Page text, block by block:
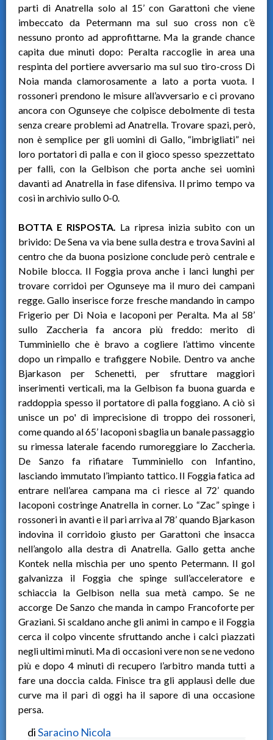
parti di Anatrella solo al 15’ con Garattoni che viene
imbeccato da Petermann ma sul suo cross non c’è
nessuno pronto ad approfittarne. Ma la grande chance
capita due minuti dopo: Peralta raccoglie in area una
respinta del portiere avversario ma sul suo tiro-cross Di
Noia manda clamorosamente a lato a porta vuota. I
rossoneri prendono le misure all’avversario e ci provano
ancora con Ogunseye che colpisce debolmente di testa
senza creare problemi ad Anatrella. Trovare spazi, però,
non è semplice per gli uomini di Gallo, “imbrigliati” nei
loro portatori di palla e con il gioco spesso spezzettato
per falli, con la Gelbison che porta anche sei uomini
davanti ad Anatrella in fase difensiva. Il primo tempo va
così in archivio sullo 0-0.
BOTTA E RISPOSTA. La ripresa inizia subito con un
brivido: De Sena va via bene sulla destra e trova Savini al
centro che da buona posizione conclude però centrale e
Nobile blocca. Il Foggia prova anche i lanci lunghi per
trovare corridoi per Ogunseye ma il muro dei campani
regge. Gallo inserisce forze fresche mandando in campo
Frigerio per Di Noia e Iacoponi per Peralta. Ma al 58’
sullo Zaccheria fa ancora più freddo: merito di
Tumminiello che è bravo a cogliere l’attimo vincente
dopo un rimpallo e trafiggere Nobile. Dentro va anche
Bjarkason per Schenetti, per sfruttare maggiori
inserimenti verticali, ma la Gelbison fa buona guarda e
raddoppia spesso il portatore di palla foggiano. A ciò si
unisce un po' di imprecisione di troppo dei rossoneri,
come quando al 65’ Iacoponi sbaglia un banale passaggio
su rimessa laterale facendo rumoreggiare lo Zaccheria.
De Sanzo fa rifiatare Tumminiello con Infantino,
lasciando immutato l’impianto tattico. Il Foggia fatica ad
entrare nell’area campana ma ci riesce al 72’ quando
Iacoponi costringe Anatrella in corner. Lo “Zac” spinge i
rossoneri in avanti e il pari arriva al 78’ quando Bjarkason
indovina il corridoio giusto per Garattoni che insacca
nell’angolo alla destra di Anatrella. Gallo getta anche
Kontek nella mischia per uno spento Petermann. Il gol
galvanizza il Foggia che spinge sull’acceleratore e
schiaccia la Gelbison nella sua metà campo. Se ne
accorge De Sanzo che manda in campo Francoforte per
Graziani. Si scaldano anche gli animi in campo e il Foggia
cerca il colpo vincente sfruttando anche i calci piazzati
negli ultimi minuti. Ma di occasioni vere non se ne vedono
più e dopo 4 minuti di recupero l’arbitro manda tutti a
fare una doccia calda. Finisce tra gli applausi delle due
curve ma il pari di oggi ha il sapore di una occasione
persa.
diSaracino Nicola